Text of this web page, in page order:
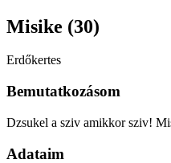
Misike (30)
Erdőkertes
Bemutatkozásom
Dzsukel a sziv amikkor sziv!
Adataim